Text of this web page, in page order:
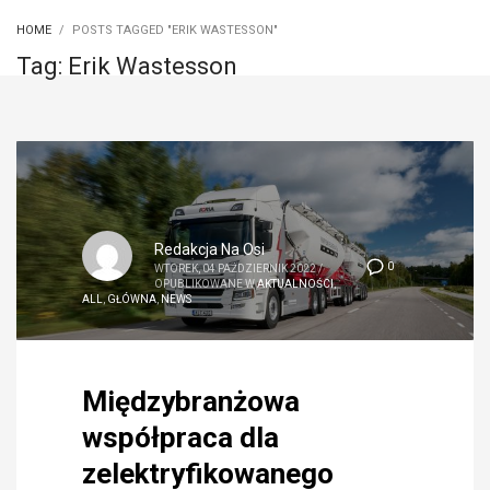
HOME POSTS TAGGED "ERIK WASTESSON"
Tag: Erik Wastesson
0
Redakcja Na Osi
WTOREK, 04 PAŹDZIERNIK 2022/
OPUBLIKOWANE WAKTUALNOŚCI,
ALL, GŁÓWNA, NEWS
Międzybranżowa
współpraca dla
zelektryfikowanego